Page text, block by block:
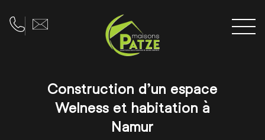
TéléphoneAdresse e-mail
Construction d’un espace
Welness et habitation à
Namur